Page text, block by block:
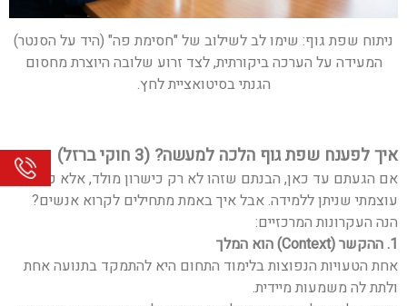
ניתוח שפת גוף: שימו לב לשילוב של "חסימת פה" (היד על הסנטר)
המעידה על הערכה ביקורתית, לצד זרוע שלובה היוצרת מחסום
הגנתי בסיטואציית לחץ.
איך לפענח שפת גוף הלכה למעשה? (3 חוקי ברזל)
אם הגעתם עד כאן, הבנתם שזהו לא רק כישרון מולד, אלא כלי
עוצמתי שניתן ללמידה. אבל איך באמת מתחילים לקרוא אנשים?
הנה העקרונות המרכזיים:
1. ההקשר (Context) הוא המלך
אחת הטעויות הנפוצות בלימוד התחום היא להתמקד בתנועה אחת
ולתת לה משמעות מיידית.